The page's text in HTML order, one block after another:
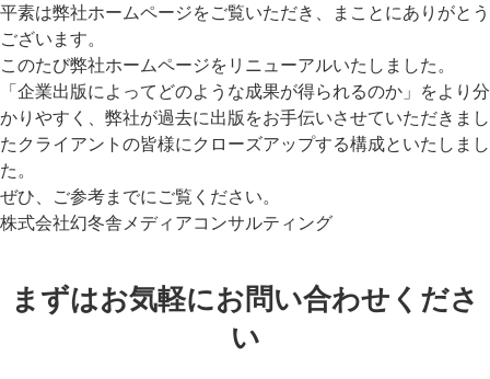
平素は弊社ホームページをご覧いただき、まことにありがとう
ございます。
このたび弊社ホームページをリニューアルいたしました。
「企業出版によってどのような成果が得られるのか」をより分
かりやすく、弊社が過去に出版をお手伝いさせていただきまし
たクライアントの皆様にクローズアップする構成といたしまし
た。
ぜひ、ご参考までにご覧ください。
株式会社幻冬舎メディアコンサルティング
まずはお気軽にお問い合わせくださ
い